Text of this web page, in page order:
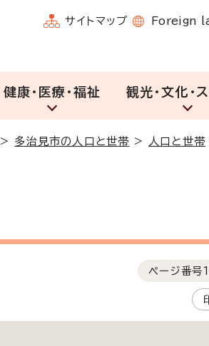
サイトマップ Foreign
健康・医療・福祉 観光・文化・
> 多治見市の人口と世帯 > 人口と世帯
ページ番号